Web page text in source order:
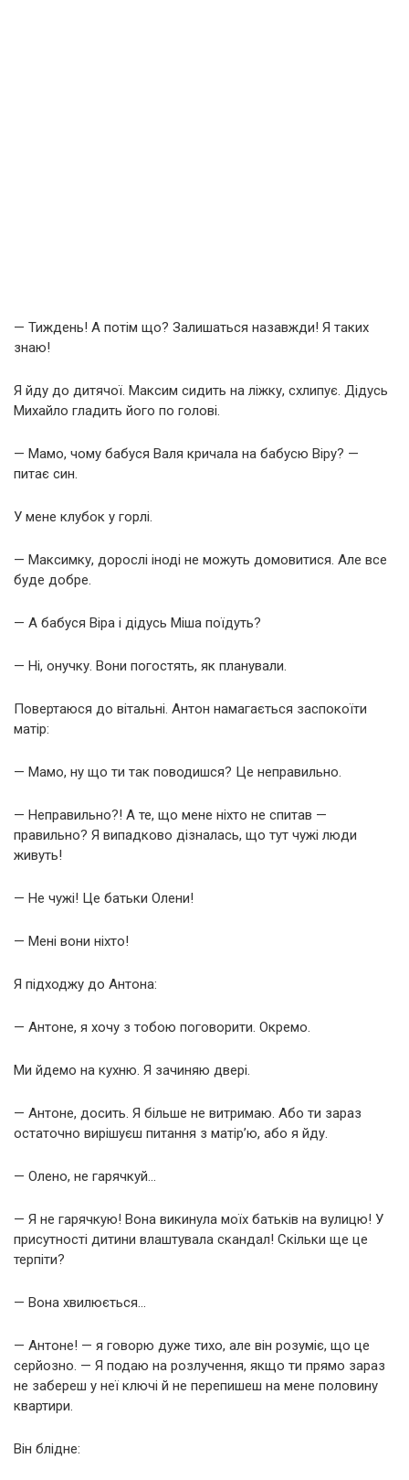
— Тиждень! А потім що? Залишаться назавжди! Я таких
знаю!
Я йду до дитячої. Максим сидить на ліжку, схлипує. Дідусь
Михайло гладить його по голові.
— Мамо, чому бабуся Валя кричала на бабусю Віру? —
питає син.
У мене клубок у горлі.
— Максимку, дорослі іноді не можуть домовитися. Але все
буде добре.
— А бабуся Віра і дідусь Міша поїдуть?
— Ні, онучку. Вони погостять, як планували.
Повертаюся до вітальні. Антон намагається заспокоїти
матір:
— Мамо, ну що ти так поводишся? Це неправильно.
— Неправильно?! А те, що мене ніхто не спитав —
правильно? Я випадково дізналась, що тут чужі люди
живуть!
— Не чужі! Це батьки Олени!
— Мені вони ніхто!
Я підходжу до Антона:
— Антоне, я хочу з тобою поговорити. Окремо.
Ми йдемо на кухню. Я зачиняю двері.
— Антоне, досить. Я більше не витримаю. Або ти зараз
остаточно вирішуєш питання з матір’ю, або я йду.
— Олено, не гарячкуй…
— Я не гарячкую! Вона викинула моїх батьків на вулицю! У
присутності дитини влаштувала скандал! Скільки ще це
терпіти?
— Вона хвилюється…
— Антоне! — я говорю дуже тихо, але він розуміє, що це
серйозно. — Я подаю на розлучення, якщо ти прямо зараз
не забереш у неї ключі й не перепишеш на мене половину
квартири.
Він блідне: